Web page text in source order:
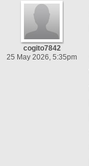
cogito7842
25 May 2026, 5:35pm